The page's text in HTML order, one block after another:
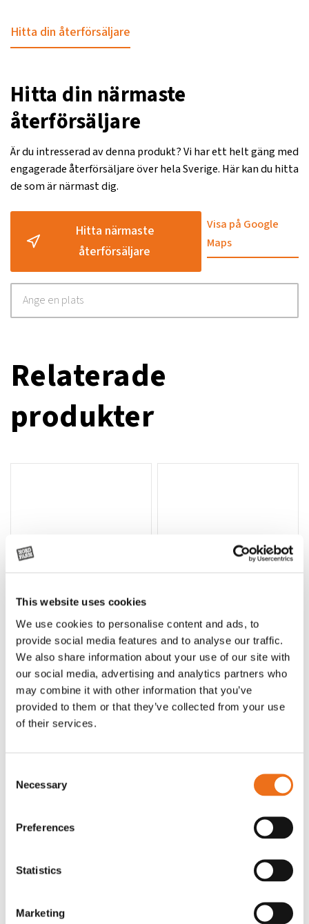
This website uses cookies
We use cookies to personalise content and ads, to
provide social media features and to analyse our traffic.
We also share information about your use of our site with
our social media, advertising and analytics partners who
may combine it with other information that you’ve
provided to them or that they’ve collected from your use
of their services.
Selection
Necessary
Preferences
Statistics
Marketing
Hitta din återförsäljare
Hitta din närmaste
återförsäljare
Är du intresserad av denna produkt? Vi har ett helt gäng med
engagerade återförsäljare över hela Sverige. Här kan du hitta
de som är närmast dig.
Hitta närmaste
återförsäljare
Visa på Google
Maps
Relaterade
produkter
Lägg till i varukorg
T-shirt Avant barn grön 92 cm
G0007
90kr (ex. moms)
T-shirt Avant barn grön 104-110
cm
90 kr (ex. moms)
Lägg till i varukorg
stämpellogotyp Avant
T-shirt svart 2xl med avant-